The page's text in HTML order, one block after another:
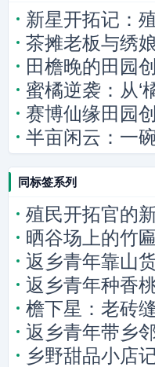
新星开拓记：
茶摊老板与绣
田檐晚的田园
蜜橘逆袭：从‘
赛博仙缘田园
半亩闲云：一
九两秤一贯的“
的追求”， 赋
田园”点明故事
同标签系列
殖民开拓官的
晒谷场上的竹
返乡青年靠山
返乡青年种香
檐下星：老砖
返乡青年带乡
乡野甜品小店